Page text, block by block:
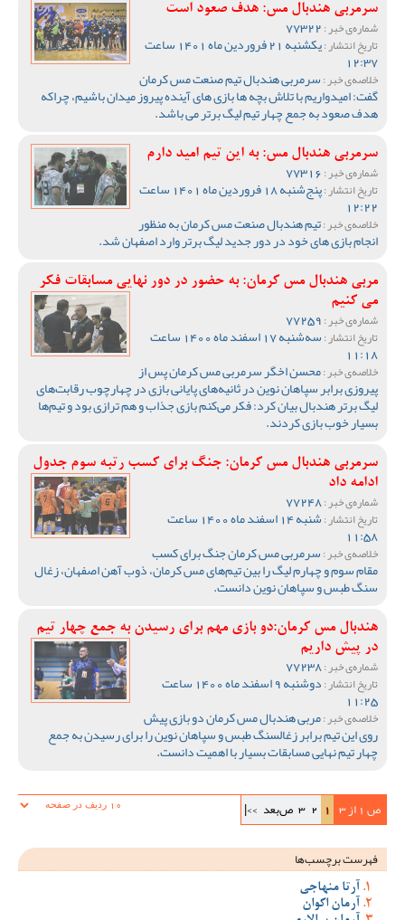
سرمربی هندبال مس: هدف صعود است
شماره‌ی خبر :
تاریخ انتشار : یکشنبه 21 فروردین ماه 1401 ساعت
12:37
خلاصه‌ی خبر :سرمربی هندبال تیم صنعت مس کرمان
گفت: امیدواریم با تلاش بچه ها بازی های آینده پیروز میدان باشیم، چراکه
هدف صعود به جمع چهار تیم لیگ برتر می باشد.
سرمربی هندبال مس: به این تیم امید دارم
شماره‌ی خبر :
تاریخ انتشار : پنج‌شنبه 18 فروردین ماه 1401 ساعت
12:22
خلاصه‌ی خبر :تیم هندبال صنعت مس کرمان به منظور
انجام بازی های خود در دور جدید لیگ برتر وارد اصفهان شد.
مربی هندبال مس کرمان: به حضور در دور نهایی مسابقات فکر
می کنیم
شماره‌ی خبر :
تاریخ انتشار : سه‌شنبه 17 اسفند ماه 1400 ساعت
11:18
خلاصه‌ی خبر :محسن اخگر سرمربی مس کرمان پس از
پیروزی برابر سپاهان نوین در ثانیه‌های پایانی بازی در چهارچوب رقابت‌های
لیگ برتر هندبال بیان کرد: فکر می‌کنم بازی جذاب و هم ترازی بود و تیم‌ها
بسیار خوب بازی کردند.
سرمربی هندبال مس کرمان: جنگ برای کسب رتبه سوم جدول
ادامه داد
شماره‌ی خبر :
تاریخ انتشار : شنبه 14 اسفند ماه 1400 ساعت
11:58
خلاصه‌ی خبر :سرمربی مس کرمان جنگ برای کسب
مقام سوم و چهارم لیگ را بین تیم‌های مس کرمان، ذوب آهن اصفهان، زغال
سنگ طبس و سپاهان نوین دانست.
هندبال مس کرمان:دو بازی مهم برای رسیدن به جمع چهار تیم
در پیش داریم
شماره‌ی خبر :
تاریخ انتشار : دوشنبه 9 اسفند ماه 1400 ساعت
11:25
خلاصه‌ی خبر :مربی هندبال مس کرمان دو بازی پیش
روی این تیم برابر زغالسنگ طبس و سپاهان نوین را برای رسیدن به جمع
چهار تیم نهایی مسابقات بسیار با اهمیت دانست.
ص 1 از 3 1
2
3 ص‌بعد >>|
فهرست برچسب‌ها
آرتا منهاجی
آرمان اکوان